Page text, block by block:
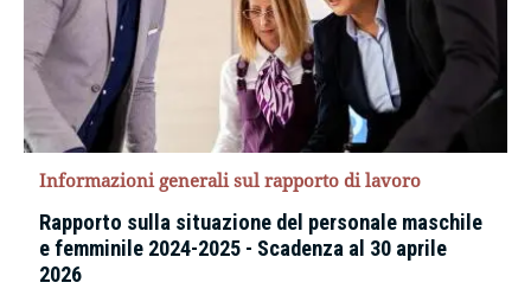
Informazioni generali sul rapporto di lavoro
Rapporto sulla situazione del personale maschile
e femminile 2024-2025 - Scadenza al 30 aprile
2026